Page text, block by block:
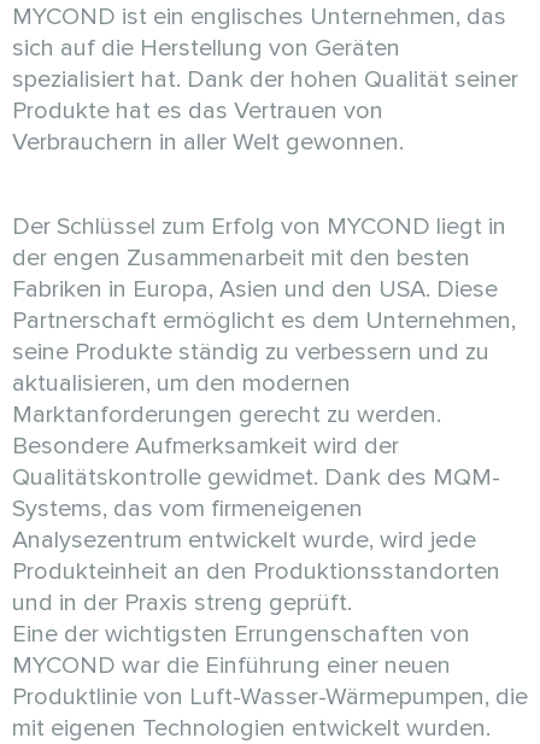
MYCOND ist ein englisches Unternehmen, das
sich auf die Herstellung von Geräten
spezialisiert hat. Dank der hohen Qualität seiner
Produkte hat es das Vertrauen von
Verbrauchern in aller Welt gewonnen.
Der Schlüssel zum Erfolg von MYCOND liegt in
der engen Zusammenarbeit mit den besten
Fabriken in Europa, Asien und den USA. Diese
Partnerschaft ermöglicht es dem Unternehmen,
seine Produkte ständig zu verbessern und zu
aktualisieren, um den modernen
Marktanforderungen gerecht zu werden.
Besondere Aufmerksamkeit wird der
Qualitätskontrolle gewidmet. Dank des MQM-
Systems, das vom firmeneigenen
Analysezentrum entwickelt wurde, wird jede
Produkteinheit an den Produktionsstandorten
und in der Praxis streng geprüft.
Eine der wichtigsten Errungenschaften von
MYCOND war die Einführung einer neuen
Produktlinie von Luft-Wasser-Wärmepumpen, die
mit eigenen Technologien entwickelt wurden.